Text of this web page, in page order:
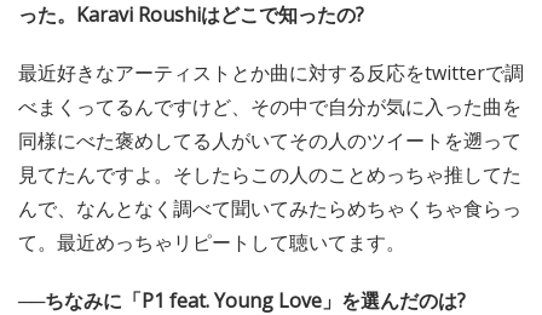
った。Karavi Roushiはどこで知ったの?
最近好きなアーティストとか曲に対する反応をtwitterで調
べまくってるんですけど、その中で自分が気に入った曲を
同様にべた褒めしてる人がいてその人のツイートを遡って
見てたんですよ。そしたらこの人のことめっちゃ推してた
んで、なんとなく調べて聞いてみたらめちゃくちゃ食らっ
て。最近めっちゃリピートして聴いてます。
──ちなみに「P1 feat. Young Love」を選んだのは?